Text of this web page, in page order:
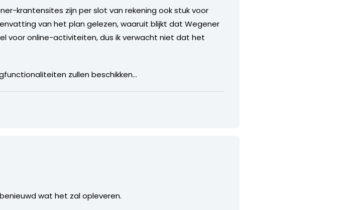
krantensites zijn per slot van rekening ook stuk voor
van het plan gelezen, waaruit blijkt dat Wegener
voor online-activiteiten, dus ik verwacht niet dat het
zullen beschikken…
wat het zal opleveren.